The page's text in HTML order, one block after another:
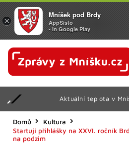
Aktuální teplota v
Domů
Kultura
Startují přihlášky na XXVI. ročník
na podzim
×
Mníšek pod Brdy
AppSisto
- In Google Play